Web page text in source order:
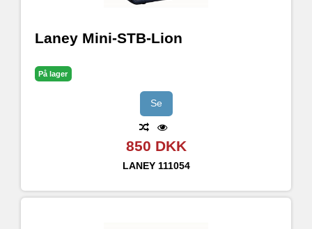
Laney Mini-STB-Lion
På lager
Se
850 DKK
LANEY 111054